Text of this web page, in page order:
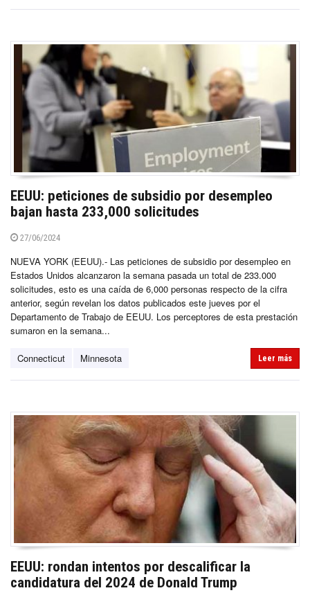
EEUU: peticiones de subsidio por desempleo
bajan hasta 233,000 solicitudes
27/06/2024
NUEVA YORK (EEUU).- Las peticiones de subsidio por desempleo en
Estados Unidos alcanzaron la semana pasada un total de 233.000
solicitudes, esto es una caída de 6,000 personas respecto de la cifra
anterior, según revelan los datos publicados este jueves por el
Departamento de Trabajo de EEUU. Los perceptores de esta prestación
sumaron en la semana...
Connecticut Minnesota Leer más
EEUU: rondan intentos por descalificar la
candidatura del 2024 de Donald Trump